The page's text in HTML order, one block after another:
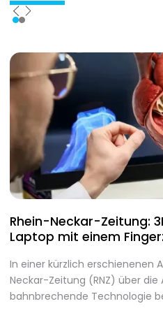
Rhein-Neckar-Zeitung:
Laptop mit einem
In einer kürzlich erschienenen
Neckar-Zeitung (RNZ) über die
bahnbrechende Technologie